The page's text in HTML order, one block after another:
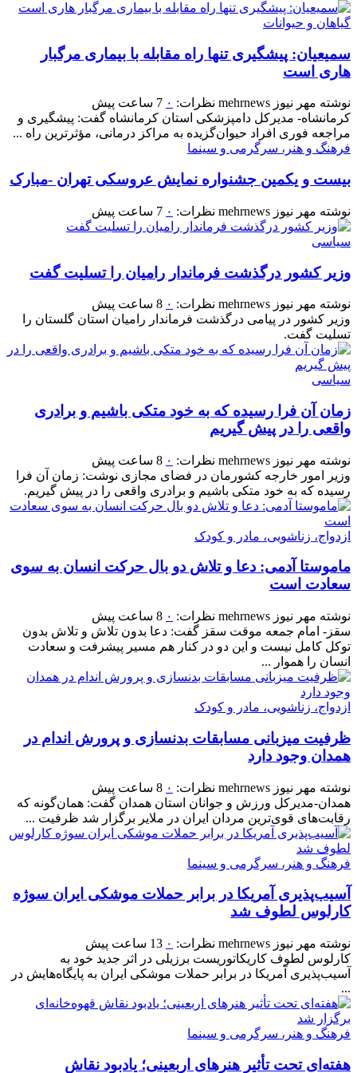
گیاهان و حیوانات
سمیعیان: پیشگیری تنها راه مقابله با بیماری مرگبار
هاری است
نوشته مهر نیوز mehrnews نظرات: ۰ 7 ساعت پیش
کرمانشاه- مدیرکل دامپزشکی استان کرمانشاه گفت: پیشگیری و
مراجعه فوری افراد حیوان‌گزیده به مراکز درمانی، مؤثرترین راه ...
فرهنگ و هنر، سرگرمی و سینما
بیست و یکمین جشنواره نمایش عروسکی تهران -مبارک
نوشته مهر نیوز mehrnews نظرات: ۰ 7 ساعت پیش
سیاسی
وزیر کشور درگذشت فرماندار رامیان را تسلیت گفت
نوشته مهر نیوز mehrnews نظرات: ۰ 8 ساعت پیش
وزیر کشور در پیامی درگذشت فرماندار رامیان استان گلستان را
تسلیت گفت.
سیاسی
زمان آن فرا رسیده که به خود متکی باشیم و برادری
واقعی را در پیش گیریم
نوشته مهر نیوز mehrnews نظرات: ۰ 8 ساعت پیش
وزیر امور خارجه کشورمان در فضای مجازی نوشت: زمان آن فرا
رسیده که به خود متکی باشیم و برادری واقعی را در پیش گیریم.
ازدواج، زناشویی، مادر و کودک
ماموستا آدمی: دعا و تلاش دو بال حرکت انسان به سوی
سعادت است
نوشته مهر نیوز mehrnews نظرات: ۰ 8 ساعت پیش
سقز- امام جمعه موقت سقز گفت: دعا بدون تلاش و تلاش بدون
توکل کامل نیست و این دو در کنار هم مسیر پیشرفت و سعادت
انسان را هموار ...
ازدواج، زناشویی، مادر و کودک
ظرفیت میزبانی مسابقات بدنسازی و پرورش اندام در
همدان وجود دارد
نوشته مهر نیوز mehrnews نظرات: ۰ 8 ساعت پیش
همدان-مدیرکل ورزش و جوانان استان همدان گفت: همان‌گونه که
رقابت‌های قوی‌ترین مردان ایران در ملایر برگزار شد ظرفیت ...
فرهنگ و هنر، سرگرمی و سینما
آسیب‌پذیری آمریکا در برابر حملات موشکی ایران سوژه
کارلوس لطوف شد
نوشته مهر نیوز mehrnews نظرات: ۰ 13 ساعت پیش
کارلوس لطوف کاریکاتوریست برزیلی در اثر جدید خود به
آسیب‌پذیری آمریکا در برابر حملات موشکی ایران به پایگاه‌هایش در
...
فرهنگ و هنر، سرگرمی و سینما
هفته‌ای تحت تأثیر هنرهای اربعینی؛ یادبود نقاش